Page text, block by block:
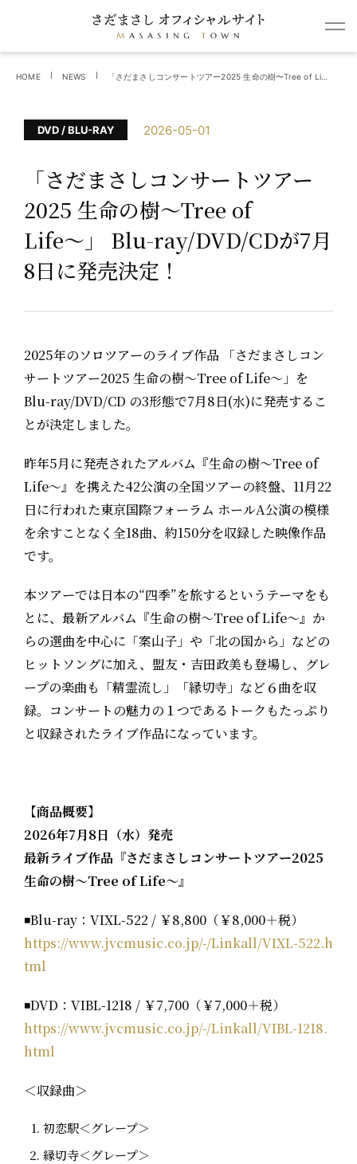
HOME NEWS
DVD / BLU-RAY 2026-05-01
「さだまさしコンサートツアー
2025 生命の樹〜Tree of
Life〜」 Blu-ray/DVD/CDが7月
8日に発売決定！
2025年のソロツアーのライブ作品 「さだまさしコン
サートツアー2025 生命の樹〜Tree of Life〜」を
Blu-ray/DVD/CD の3形態で7月8日(水)に発売するこ
とが決定しました。
昨年5月に発売されたアルバム『生命の樹～Tree of
Life～』を携えた42公演の全国ツアーの終盤、11月22
日に行われた東京国際フォーラム ホールA公演の模様
を余すことなく全18曲、約150分を収録した映像作品
です。
本ツアーでは日本の“四季”を旅するというテーマをも
とに、最新アルバム『生命の樹〜Tree of Life〜』か
らの選曲を中心に「案山子」や「北の国から」などの
ヒットソングに加え、盟友・吉田政美も登場し、グレ
ープの楽曲も「精霊流し」「縁切寺」など６曲を収
録。コンサートの魅力の１つであるトークもたっぷり
と収録されたライブ作品になっています。
【商品概要】
2026年7月8日（水）発売
最新ライブ作品『さだまさしコンサートツアー2025
生命の樹〜Tree of Life〜』
◾️Blu-ray：VIXL-522 / ￥8,800（￥8,000＋税）
https://www.jvcmusic.co.jp/-/Linkall/VIXL-522.h
tml
◾️DVD：VIBL-1218 / ￥7,700（￥7,000＋税）
https://www.jvcmusic.co.jp/-/Linkall/VIBL-1218.
html
＜収録曲＞
初恋駅＜グレープ＞
縁切寺＜グレープ＞